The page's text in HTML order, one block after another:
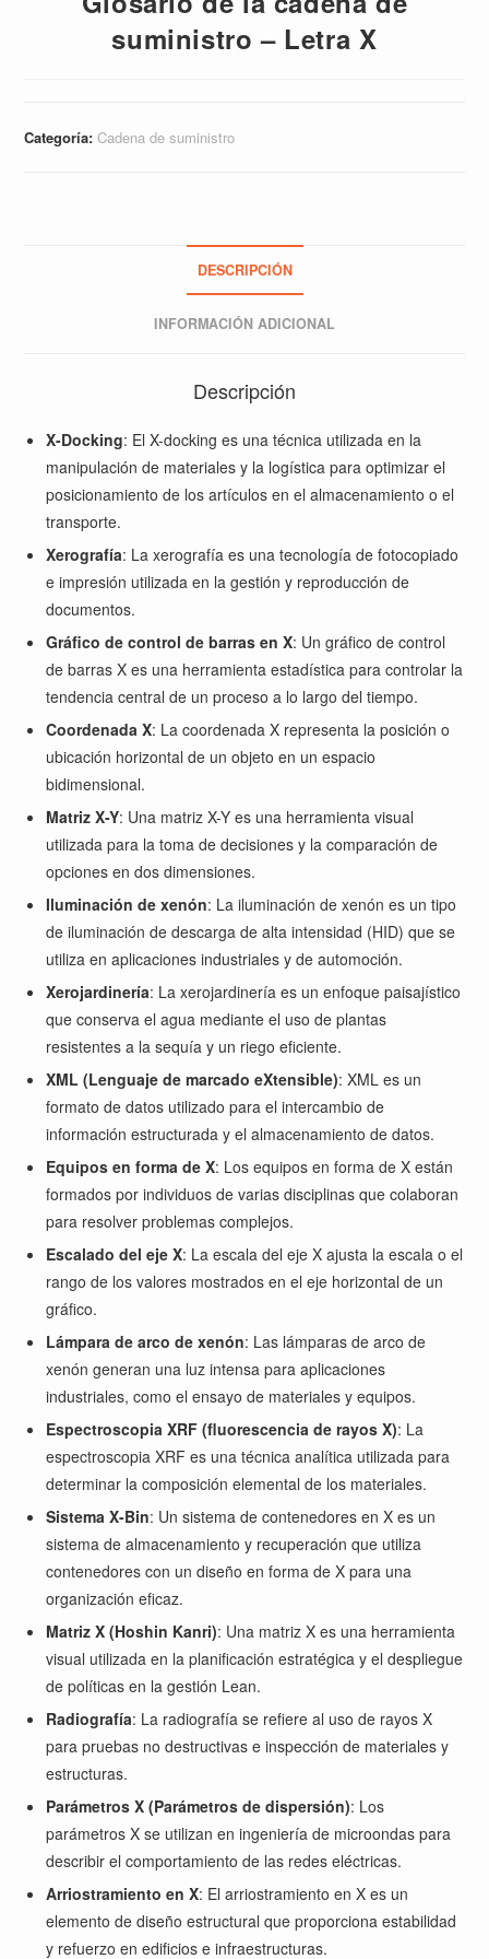
suministro – Letra X
Categoría:Cadena de suministro
DESCRIPCIÓN
INFORMACIÓN ADICIONAL
Descripción
X-Docking: El X-docking es una técnica utilizada en la
manipulación de materiales y la logística para optimizar el
posicionamiento de los artículos en el almacenamiento o el
transporte.
Xerografía: La xerografía es una tecnología de fotocopiado
e impresión utilizada en la gestión y reproducción de
documentos.
Gráfico de control de barras en X: Un gráfico de control
de barras X es una herramienta estadística para controlar la
tendencia central de un proceso a lo largo del tiempo.
Coordenada X: La coordenada X representa la posición o
ubicación horizontal de un objeto en un espacio
bidimensional.
Matriz X-Y: Una matriz X-Y es una herramienta visual
utilizada para la toma de decisiones y la comparación de
opciones en dos dimensiones.
Iluminación de xenón: La iluminación de xenón es un tipo
de iluminación de descarga de alta intensidad (HID) que se
utiliza en aplicaciones industriales y de automoción.
Xerojardinería: La xerojardinería es un enfoque paisajístico
que conserva el agua mediante el uso de plantas
resistentes a la sequía y un riego eficiente.
XML (Lenguaje de marcado eXtensible): XML es un
formato de datos utilizado para el intercambio de
información estructurada y el almacenamiento de datos.
Equipos en forma de X: Los equipos en forma de X están
formados por individuos de varias disciplinas que colaboran
para resolver problemas complejos.
Escalado del eje X: La escala del eje X ajusta la escala o el
rango de los valores mostrados en el eje horizontal de un
gráfico.
Lámpara de arco de xenón: Las lámparas de arco de
xenón generan una luz intensa para aplicaciones
industriales, como el ensayo de materiales y equipos.
Espectroscopia XRF (fluorescencia de rayos X): La
espectroscopia XRF es una técnica analítica utilizada para
determinar la composición elemental de los materiales.
Sistema X-Bin: Un sistema de contenedores en X es un
sistema de almacenamiento y recuperación que utiliza
contenedores con un diseño en forma de X para una
organización eficaz.
Matriz X (Hoshin Kanri): Una matriz X es una herramienta
visual utilizada en la planificación estratégica y el despliegue
de políticas en la gestión Lean.
Radiografía: La radiografía se refiere al uso de rayos X
para pruebas no destructivas e inspección de materiales y
estructuras.
Parámetros X (Parámetros de dispersión): Los
parámetros X se utilizan en ingeniería de microondas para
describir el comportamiento de las redes eléctricas.
Arriostramiento en X: El arriostramiento en X es un
elemento de diseño estructural que proporciona estabilidad
y refuerzo en edificios e infraestructuras.